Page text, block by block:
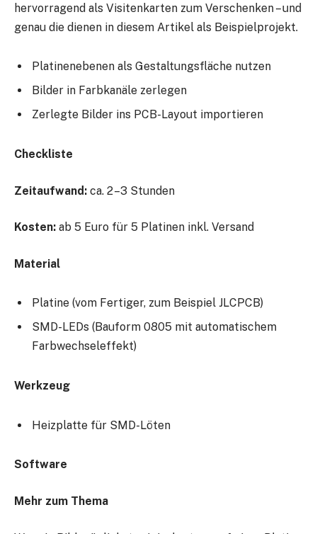
hervorragend als Visitenkarten zum Verschenken – und
genau die dienen in diesem Artikel als Beispielprojekt.
Platinenebenen als Gestaltungsfläche nutzen
Bilder in Farbkanäle zerlegen
Zerlegte Bilder ins PCB-Layout importieren
Checkliste
Zeitaufwand: ca. 2 – 3 Stunden
Kosten: ab 5 Euro für 5 Platinen inkl. Versand
Material
Platine (vom Fertiger, zum Beispiel JLCPCB)
SMD-LEDs (Bauform 0805 mit automatischem
Farbwechseleffekt)
Werkzeug
Heizplatte für SMD-Löten
Software
Mehr zum Thema